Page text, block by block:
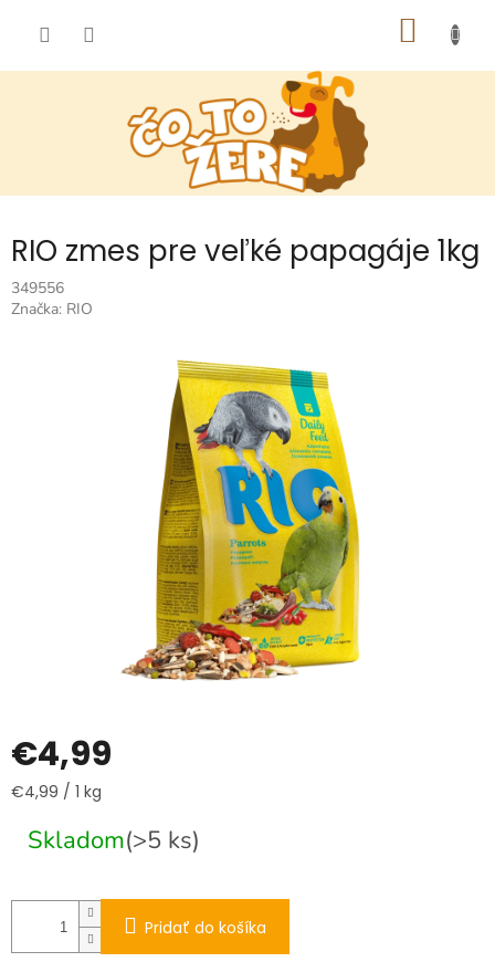
RIO zmes pre veľké papagáje 1kg
349556
Značka: RIO
€4,99
Jednotková
€4,99 / 1 kg
Skladom(>5 ks)
Pridať do košíka